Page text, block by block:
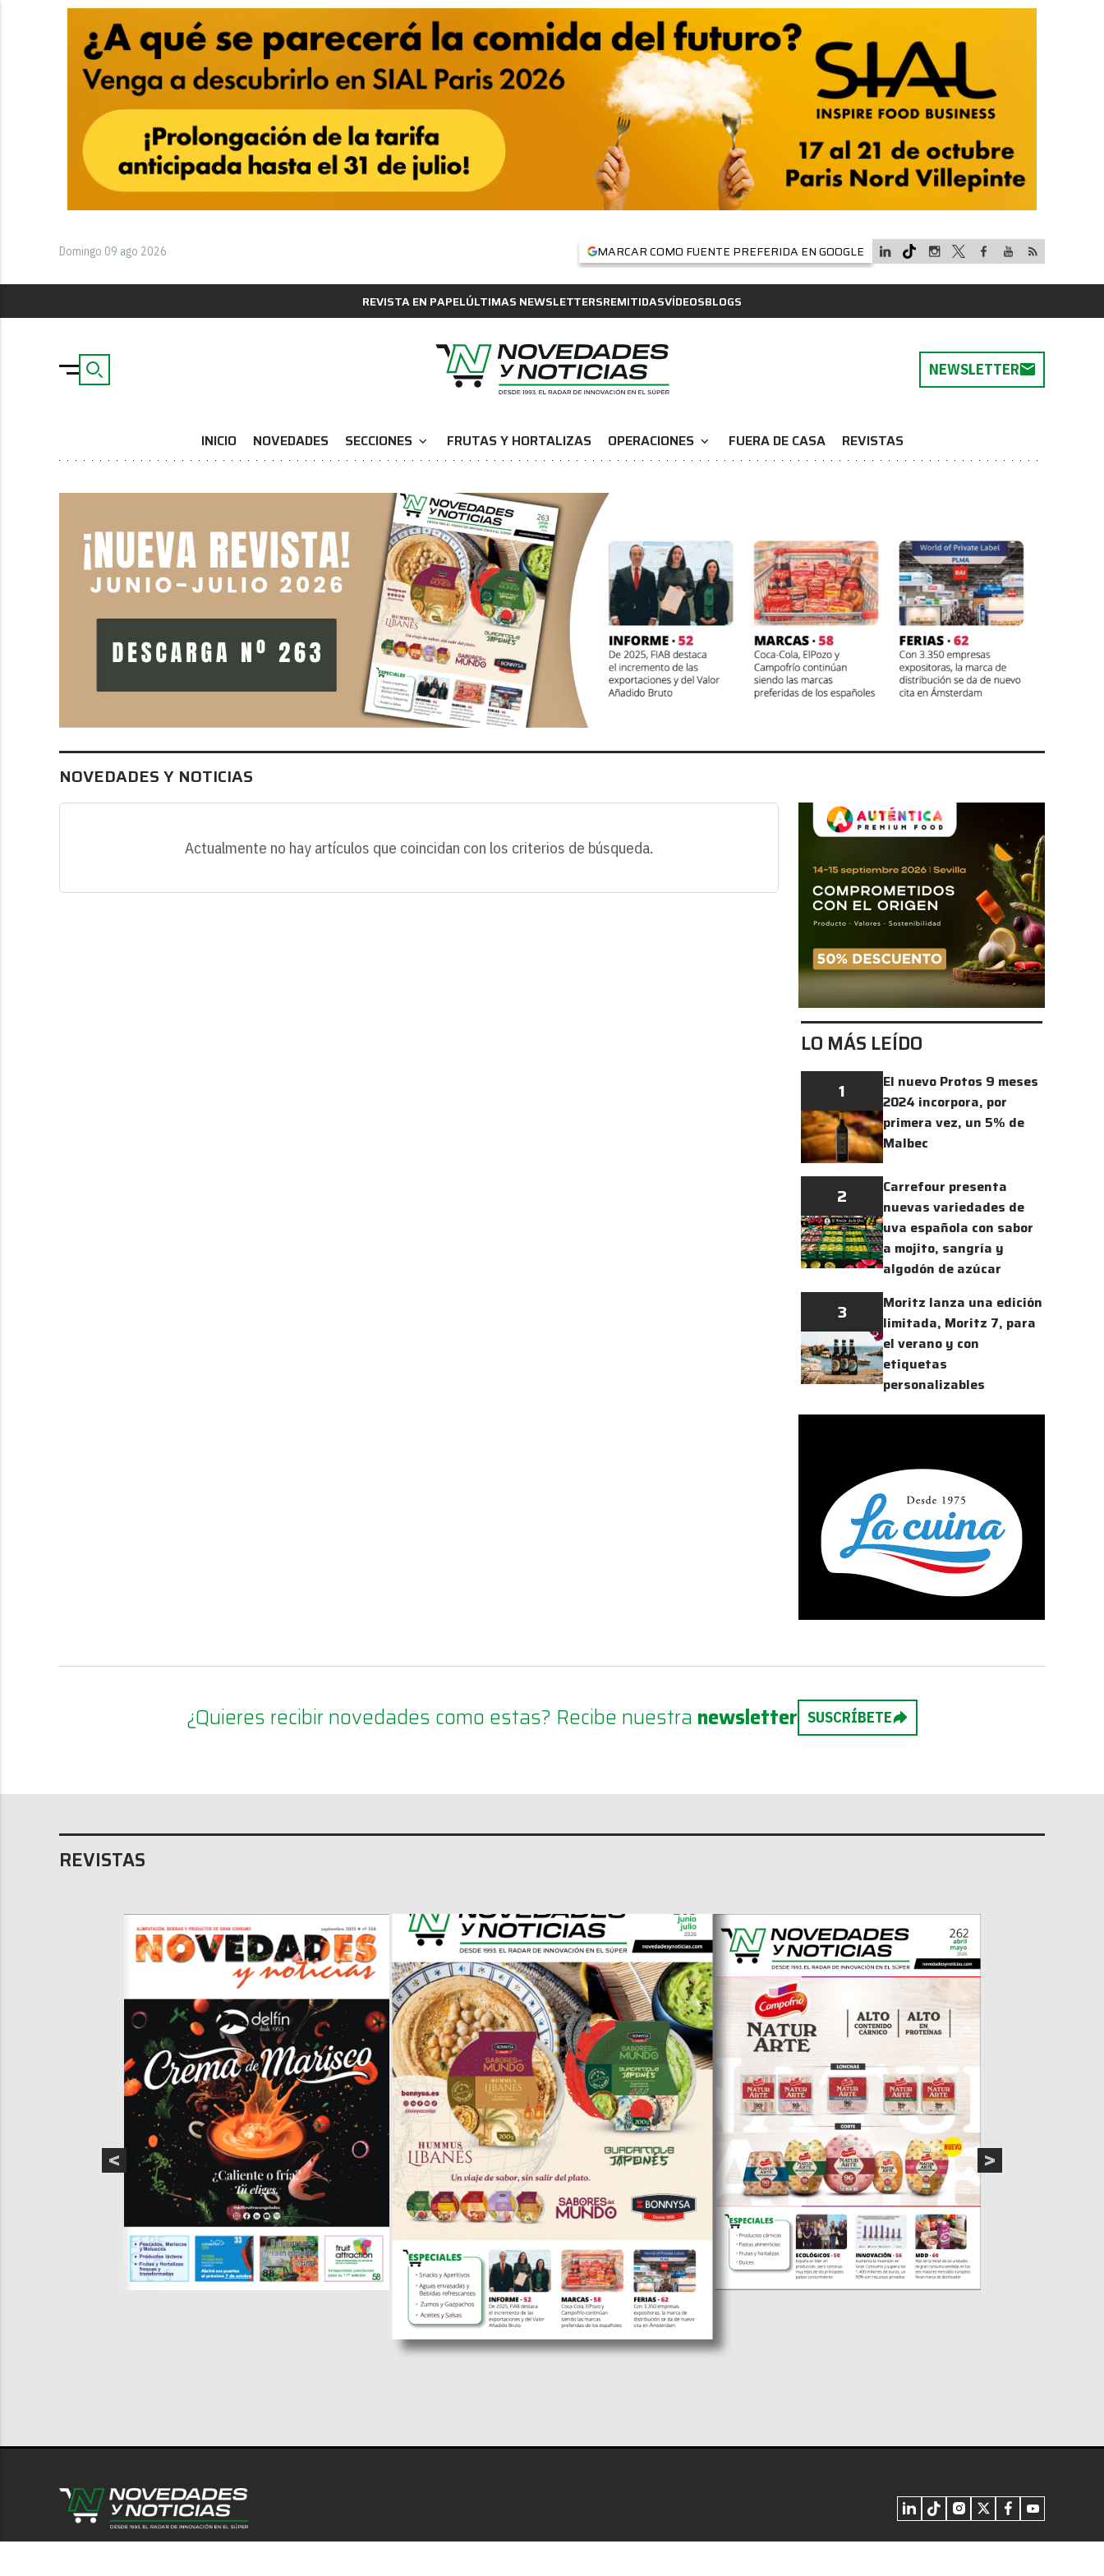
Domingo 09 ago 2026 MARCAR COMO FUENTE PREFERIDA EN GOOGLE
REVISTA EN PAPELÚLTIMAS NEWSLETTERSREMITIDASVÍDEOSBLOGS
NEWSLETTER
INICIO NOVEDADES SECCIONES expand_more FRUTAS Y HORTALIZAS OPERACIONES expand_more FUERA DE CASA REVISTAS
NOVEDADES Y NOTICIAS
Actualmente no hay artículos que coincidan con los criterios de búsqueda.
LO MÁS LEÍDO
1
El nuevo Protos 9 meses
2024 incorpora, por
primera vez, un 5% de
Malbec
2
Carrefour presenta
nuevas variedades de
uva española con sabor
a mojito, sangría y
algodón de azúcar
3
Moritz lanza una edición
limitada, Moritz 7, para
el verano y con
etiquetas
personalizables
¿Quieres recibir novedades como estas? Recibe nuestra newsletter SUSCRÍBETE
REVISTAS